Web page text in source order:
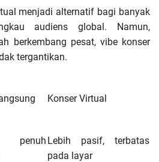
menjadi alternatif bagi banyak
audiens global. Namun,
berkembang pesat, vibe konser
tergantikan.
Konser Virtual
penuh Lebih pasif, terbatas
pada layar